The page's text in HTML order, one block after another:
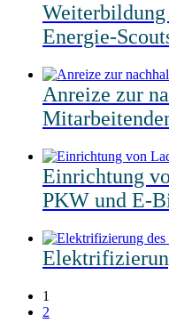
Energie-
Anreize zur
Einrichtung
PKW und E-
1
2